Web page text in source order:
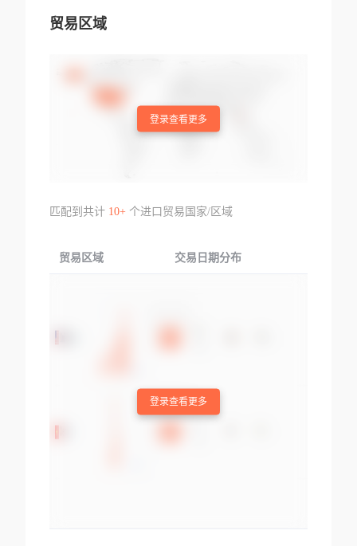
贸易区域
登录查看更多
匹配到共计 10+个进口贸易国家/区域
贸易区域 交易日期分布
登录查看更多